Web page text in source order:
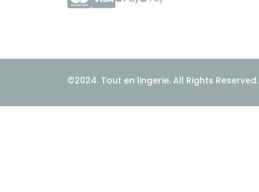
©2024. Tout en lingerie. All Rights Reserved.